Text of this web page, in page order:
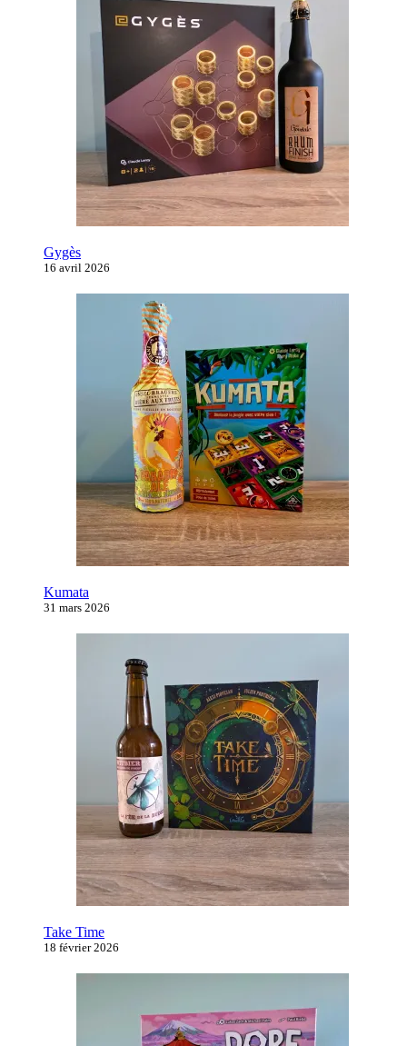
Gygès
16 avril 2026
Kumata
31 mars 2026
Take Time
18 février 2026